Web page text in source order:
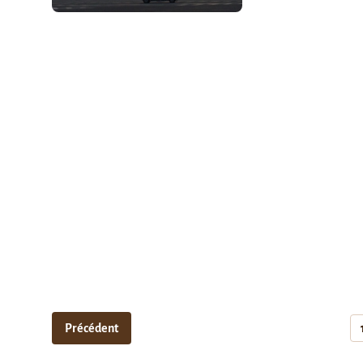
Précédent